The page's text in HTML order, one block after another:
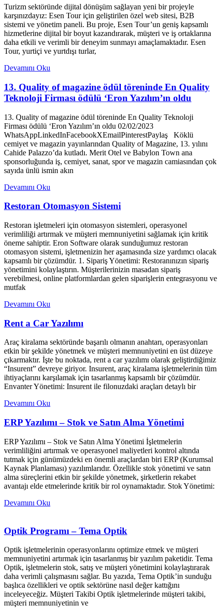
Turizm sektöründe dijital dönüşüm sağlayan yeni bir projeyle
karşınızdayız: Esen Tour için geliştirilen özel web sitesi, B2B
sistemi ve yönetim paneli. Bu proje, Esen Tour’un geniş kapsamlı
hizmetlerine dijital bir boyut kazandırarak, müşteri ve iş ortaklarına
daha etkili ve verimli bir deneyim sunmayı amaçlamaktadır. Esen
Tour, yurtiçi ve yurtdışı turlar,
Devamını Oku
13. Quality of magazine ödül töreninde En Quality
Teknoloji Firması ödülü ‘Eron Yazılım’ın oldu
13. Quality of magazine ödül töreninde En Quality Teknoloji
Firması ödülü ‘Eron Yazılım’ın oldu 02/02/2023
WhatsAppLinkedInFacebookXEmailPinterestPaylaş Köklü
cemiyet ve magazin yayınlarından Quality of Magazine, 13. yılını
Cahide Palazzo’da kutladı. Merit Otel ve Babylon Town ana
sponsorluğunda iş, cemiyet, sanat, spor ve magazin camiasından çok
sayıda ünlü ismin akın
Devamını Oku
Restoran Otomasyon Sistemi
Restoran işletmeleri için otomasyon sistemleri, operasyonel
verimliliği artırmak ve müşteri memnuniyetini sağlamak için kritik
öneme sahiptir. Eron Software olarak sunduğumuz restoran
otomasyon sistemi, işletmenizin her aşamasında size yardımcı olacak
kapsamlı bir çözümdür. 1. Sipariş Yönetimi: Restoranınızın sipariş
yönetimini kolaylaştırın. Müşterilerinizin masadan sipariş
verebilmesi, online platformlardan gelen siparişlerin entegrasyonu ve
mutfak
Devamını Oku
Rent a Car Yazılımı
Araç kiralama sektöründe başarılı olmanın anahtarı, operasyonları
etkin bir şekilde yönetmek ve müşteri memnuniyetini en üst düzeye
çıkarmaktır. İşte bu noktada, rent a car yazılımı olarak geliştirdiğimiz
“Insurent” devreye giriyor. Insurent, araç kiralama işletmelerinin tüm
ihtiyaçlarını karşılamak için tasarlanmış kapsamlı bir çözümdür.
Envanter Yönetimi: Insurent ile filonuzdaki araçları detaylı bir
Devamını Oku
ERP Yazılımı – Stok ve Satın Alma Yönetimi
ERP Yazılımı – Stok ve Satın Alma Yönetimi İşletmelerin
verimliliğini artırmak ve operasyonel maliyetleri kontrol altında
tutmak için günümüzdeki en önemli araçlardan biri ERP (Kurumsal
Kaynak Planlaması) yazılımlarıdır. Özellikle stok yönetimi ve satın
alma süreçlerini etkin bir şekilde yönetmek, şirketlerin rekabet
avantajı elde etmelerinde kritik bir rol oynamaktadır. Stok Yönetimi:
Devamını Oku
Optik Programı – Tema Optik
Optik işletmelerinin operasyonlarını optimize etmek ve müşteri
memnuniyetini artırmak için tasarlanmış bir yazılım paketidir. Tema
Optik, işletmelerin stok, satış ve müşteri yönetimini kolaylaştırarak
daha verimli çalışmasını sağlar. Bu yazıda, Tema Optik’in sunduğu
başlıca özellikleri ve optik sektörüne nasıl değer kattığını
inceleyeceğiz. Müşteri Takibi Optik işletmelerinde müşteri takibi,
müşteri memnuniyetinin ve